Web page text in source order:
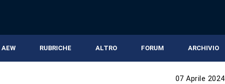
AEW RUBRICHE ALTRO FORUM ARCHIVIO
07 Aprile 2024